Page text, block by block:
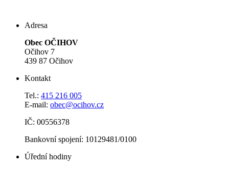
Adresa
Obec OČIHOV
Očihov 7
439 87 Očihov
Kontakt
Tel.: 415 216 005
E-mail: obec@ocihov.cz
IČ: 00556378
Bankovní spojení: 10129481/0100
Úřední hodiny